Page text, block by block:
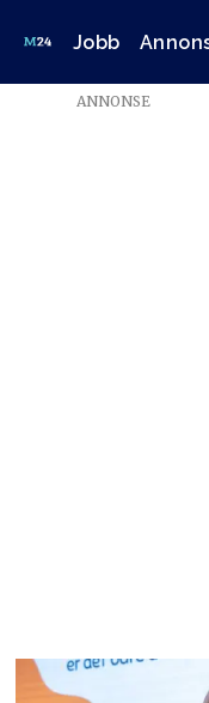
Jobb
Emne:
ANNONSE